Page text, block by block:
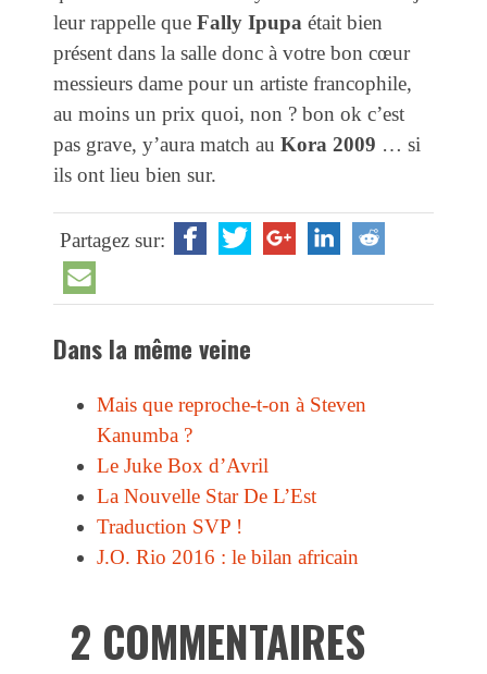
leur rappelle que Fally Ipupa était bien
présent dans la salle donc à votre bon cœur
messieurs dame pour un artiste francophile,
au moins un prix quoi, non ? bon ok c’est
pas grave, y’aura match au Kora 2009 … si
ils ont lieu bien sur.
Partagez sur:
Dans la même veine
Mais que reproche-t-on à Steven
Kanumba ?
Le Juke Box d’Avril
La Nouvelle Star De L’Est
Traduction SVP !
J.O. Rio 2016 : le bilan africain
2 COMMENTAIRES